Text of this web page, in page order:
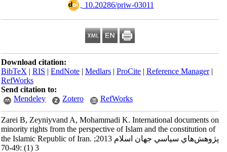
‎ 10.20286/priw-03011
Download citation:
BibTeX|RIS|EndNote|Medlars|ProCite|Reference Manager
RefWorks
Send citation to:
Mendeley
Zotero RefWorks
Zarei B, Zeyniyvand A, Mohammadi K. International documents on
minority rights from the perspective of Islam and the constitution of
the Islamic Republic of Iran. پژوهش‌هاي سياسي جهان اسلام 2013;